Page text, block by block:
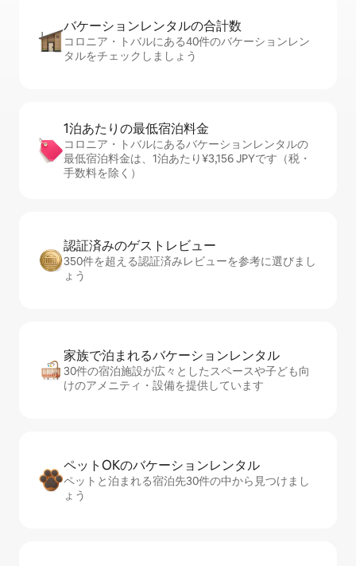
バケーションレ⁠ン⁠タ⁠ル⁠の合⁠計⁠数
コロニア・トバルにある40件のバケーションレン
タルをチェックしましょう
1泊あたりの最⁠低⁠宿⁠泊⁠料⁠金
コロニア・トバルにあるバケーションレンタルの
最低宿泊料金は、1泊あたり¥3,156 JPYです（税・
手数料を除く）
認証済みのゲ⁠ス⁠ト⁠レ⁠ビ⁠ュ⁠ー
350件を超える認証済みレビューを参考に選びまし
ょう
家族で泊まれるバ⁠ケ⁠ー⁠シ⁠ョ⁠ンレ⁠ン⁠タ⁠ル
30件の宿泊施設が広々としたスペースや子ども向
けのアメニティ・設備を提供しています
ペットOKのバ⁠ケ⁠ー⁠シ⁠ョ⁠ンレ⁠ン⁠タ⁠ル
ペットと泊まれる宿泊先30件の中から見つけまし
ょう